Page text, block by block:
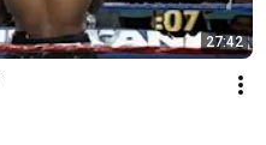
27:42